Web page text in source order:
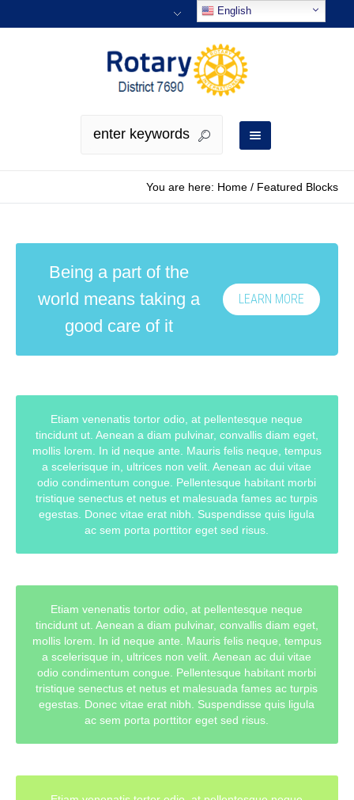
You are here: Home / Featured Blocks
Being a part of the
world means taking a
good care of it
LEARN MORE
Etiam venenatis tortor odio, at pellentesque neque
tincidunt ut. Aenean a diam pulvinar, convallis diam eget,
mollis lorem. In id neque ante. Mauris felis neque, tempus
a scelerisque in, ultrices non velit. Aenean ac dui vitae
odio condimentum congue. Pellentesque habitant morbi
tristique senectus et netus et malesuada fames ac turpis
egestas. Donec vitae erat nibh. Suspendisse quis ligula
ac sem porta porttitor eget sed risus.
Etiam venenatis tortor odio, at pellentesque neque
tincidunt ut. Aenean a diam pulvinar, convallis diam eget,
mollis lorem. In id neque ante. Mauris felis neque, tempus
a scelerisque in, ultrices non velit. Aenean ac dui vitae
odio condimentum congue. Pellentesque habitant morbi
tristique senectus et netus et malesuada fames ac turpis
egestas. Donec vitae erat nibh. Suspendisse quis ligula
ac sem porta porttitor eget sed risus.
English